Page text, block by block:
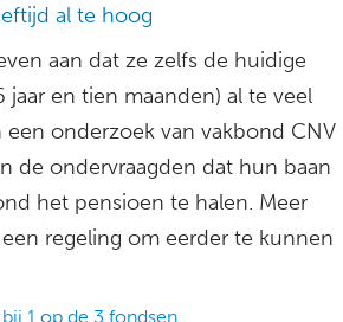
al te hoog
aan dat ze zelfs de huidige
en tien maanden) al te veel
een onderzoek van vakbond CNV
de ondervraagden dat hun baan
het pensioen te halen. Meer
regeling om eerder te kunnen
1 op de 3 fondsen